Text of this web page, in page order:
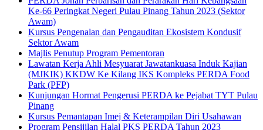
Ke-66 Peringkat Negeri Pulau Pinang Tahun 2023 (Sektor
Awam)
Kursus Pengenalan dan Pengauditan Ekosistem Kondusif
Sektor Awam
Majlis Penutup Program Pementoran
Lawatan Kerja Ahli Mesyuarat Jawatankuasa Induk Kajian
(MJKIK) KKDW Ke Kilang IKS Kompleks PERDA Food
Park (PFP)
Kunjungan Hormat Pengerusi PERDA ke Pejabat TYT Pulau
Pinang
Kursus Pemantapan Imej & Keterampilan Diri Usahawan
Program Pensijilan Halal PKS PERDA Tahun 2023